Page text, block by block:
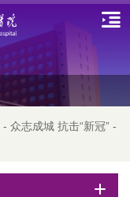
- 众志成城 抗击“新冠” -